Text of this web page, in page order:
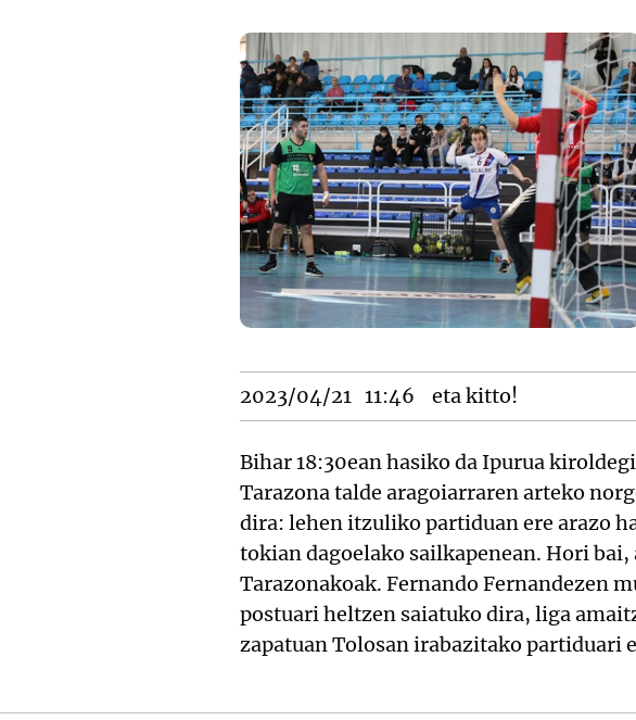
2023/04/21 11:46 eta kitto!
Bihar 18:30ean hasiko da Ipurua
Tarazona talde aragoiarraren arteko
dira: lehen itzuliko partiduan ere arazo
tokian dagoelako sailkapenean. Hori
Tarazonakoak. Fernando Fernandezen
postuari heltzen saiatuko dira, liga
zapatuan Tolosan irabazitako partiduari